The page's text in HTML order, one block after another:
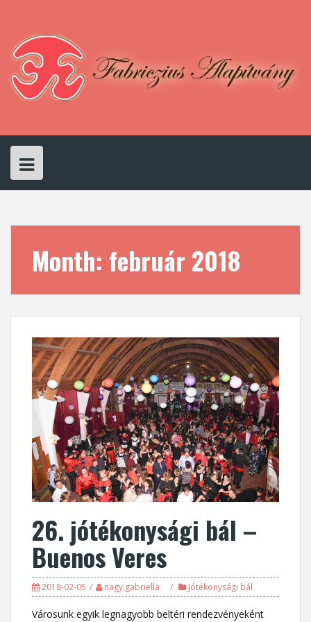
content
Month: február 2018
26. jótékonysági bál –
Buenos Veres
2018-02-05 nagy.gabriella Jótékonysági bál
Városunk egyik legnagyobb beltéri rendezvényeként